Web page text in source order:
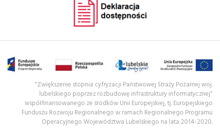
"Zwiększenie stopnia cyfryzacji Państwowej Straży Pożarnej woj.
lubelskiego poprzez rozbudowę infrastruktury informatycznej"
współfinansowanego ze środków Unii Europejskiej, tj. Europejskiego
Funduszu Rozwoju Regionalnego w ramach Regionalnego Programu
Operacyjnego Województwa Lubelskiego na lata 2014-2020.